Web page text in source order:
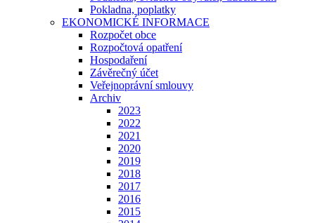
Pokladna, poplatky
EKONOMICKÉ INFORMACE
Rozpočet obce
Rozpočtová opatření
Hospodaření
Závěrečný účet
Veřejnoprávní smlouvy
Archiv
2023
2022
2021
2020
2019
2018
2017
2016
2015